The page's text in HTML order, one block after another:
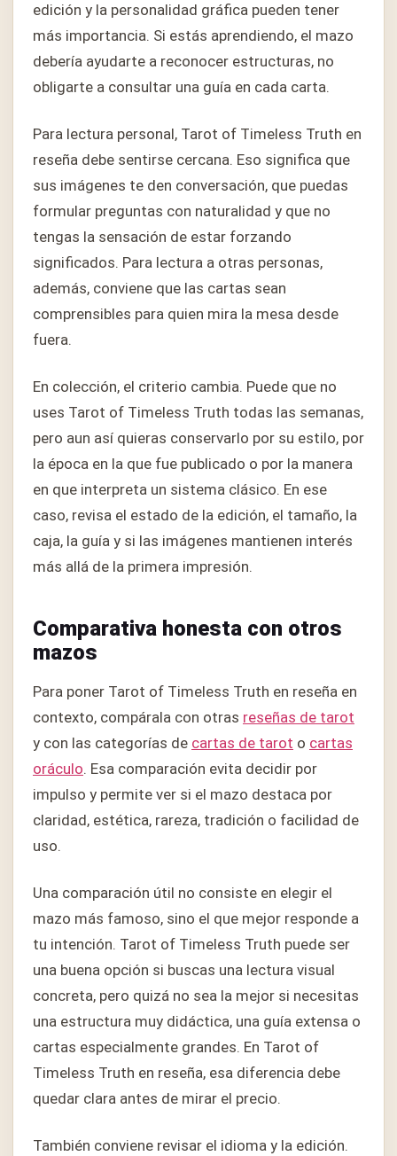
edición y la personalidad gráfica pueden tener
más importancia. Si estás aprendiendo, el mazo
debería ayudarte a reconocer estructuras, no
obligarte a consultar una guía en cada carta.
Para lectura personal, Tarot of Timeless Truth en
reseña debe sentirse cercana. Eso significa que
sus imágenes te den conversación, que puedas
formular preguntas con naturalidad y que no
tengas la sensación de estar forzando
significados. Para lectura a otras personas,
además, conviene que las cartas sean
comprensibles para quien mira la mesa desde
fuera.
En colección, el criterio cambia. Puede que no
uses Tarot of Timeless Truth todas las semanas,
pero aun así quieras conservarlo por su estilo, por
la época en la que fue publicado o por la manera
en que interpreta un sistema clásico. En ese
caso, revisa el estado de la edición, el tamaño, la
caja, la guía y si las imágenes mantienen interés
más allá de la primera impresión.
Comparativa honesta con otros
mazos
Para poner Tarot of Timeless Truth en reseña en
contexto, compárala con otras reseñas de tarot
y con las categorías de cartas de tarot o cartas
oráculo. Esa comparación evita decidir por
impulso y permite ver si el mazo destaca por
claridad, estética, rareza, tradición o facilidad de
uso.
Una comparación útil no consiste en elegir el
mazo más famoso, sino el que mejor responde a
tu intención. Tarot of Timeless Truth puede ser
una buena opción si buscas una lectura visual
concreta, pero quizá no sea la mejor si necesitas
una estructura muy didáctica, una guía extensa o
cartas especialmente grandes. En Tarot of
Timeless Truth en reseña, esa diferencia debe
quedar clara antes de mirar el precio.
También conviene revisar el idioma y la edición.